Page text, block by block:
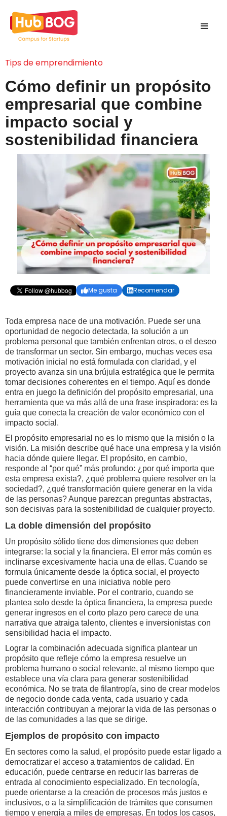
Tips de emprendimiento
Cómo definir un propósito
empresarial que combine
impacto social y
sostenibilidad financiera
Me gusta Recomendar
Toda empresa nace de una motivación. Puede ser una
oportunidad de negocio detectada, la solución a un
problema personal que también enfrentan otros, o el deseo
de transformar un sector. Sin embargo, muchas veces esa
motivación inicial no está formulada con claridad, y el
proyecto avanza sin una brújula estratégica que le permita
tomar decisiones coherentes en el tiempo. Aquí es donde
entra en juego la definición del propósito empresarial, una
herramienta que va más allá de una frase inspiradora: es la
guía que conecta la creación de valor económico con el
impacto social.
El propósito empresarial no es lo mismo que la misión o la
visión. La misión describe qué hace una empresa y la visión
hacia dónde quiere llegar. El propósito, en cambio,
responde al “por qué” más profundo: ¿por qué importa que
esta empresa exista?, ¿qué problema quiere resolver en la
sociedad?, ¿qué transformación quiere generar en la vida
de las personas? Aunque parezcan preguntas abstractas,
son decisivas para la sostenibilidad de cualquier proyecto.
La doble dimensión del propósito
Un propósito sólido tiene dos dimensiones que deben
integrarse: la social y la financiera. El error más común es
inclinarse excesivamente hacia una de ellas. Cuando se
formula únicamente desde la óptica social, el proyecto
puede convertirse en una iniciativa noble pero
financieramente inviable. Por el contrario, cuando se
plantea solo desde la óptica financiera, la empresa puede
generar ingresos en el corto plazo pero carece de una
narrativa que atraiga talento, clientes e inversionistas con
sensibilidad hacia el impacto.
Lograr la combinación adecuada significa plantear un
propósito que refleje cómo la empresa resuelve un
problema humano o social relevante, al mismo tiempo que
establece una vía clara para generar sostenibilidad
económica. No se trata de filantropía, sino de crear modelos
de negocio donde cada venta, cada usuario y cada
interacción contribuyan a mejorar la vida de las personas o
de las comunidades a las que se dirige.
Ejemplos de propósito con impacto
En sectores como la salud, el propósito puede estar ligado a
democratizar el acceso a tratamientos de calidad. En
educación, puede centrarse en reducir las barreras de
entrada al conocimiento especializado. En tecnología,
puede orientarse a la creación de procesos más justos e
inclusivos, o a la simplificación de trámites que consumen
tiempo y energía a miles de empresas. En todos los casos,